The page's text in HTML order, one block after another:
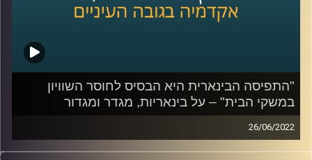
"התפיסה הבינארית היא הבסיס לחוסר השוויון
במשקי הבית" – על בינאריות, מגדר ומגדור
26/06/2022
בשנים האחרונות חודש יוני מצויין ברחבי הארץ כ"חודש